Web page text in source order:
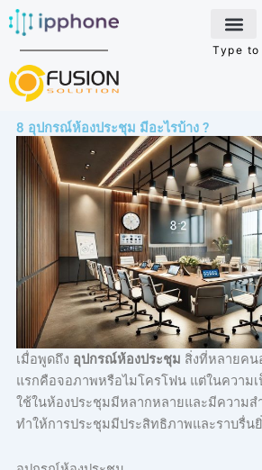
Skip
to
content
8 อุปกรณ์ห้องประชุม มีอะไรบ้าง ?
เมื่อพูดถึง อุปกรณ์ห้องประชุม สิ่งที่หลายคน
แรกคือจอภาพหรือไมโครโฟน แต่ในความ
ใช้ในห้องประชุมมีหลากหลายและมีความส
ทำให้การประชุมมีประสิทธิภาพและราบรื่น